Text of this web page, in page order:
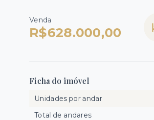
Venda
R$628.000,00
Ficha do imóvel
Unidades por andar
Total de andares